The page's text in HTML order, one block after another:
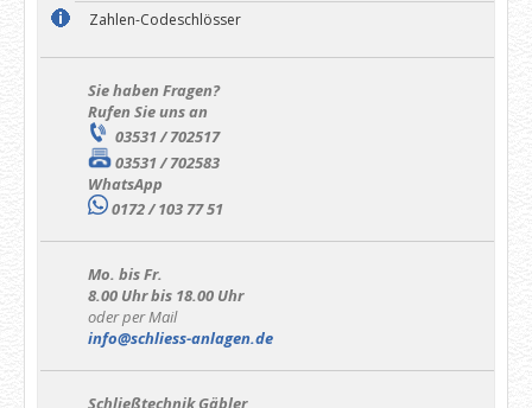
Zahlen-Codeschlösser
Sie haben Fragen?
Rufen Sie uns an
03531 / 702517
03531 / 702583
WhatsApp
0172 / 103 77 51
Mo. bis Fr.
8.00 Uhr bis 18.00 Uhr
oder per Mail
info@schliess-anlagen.de